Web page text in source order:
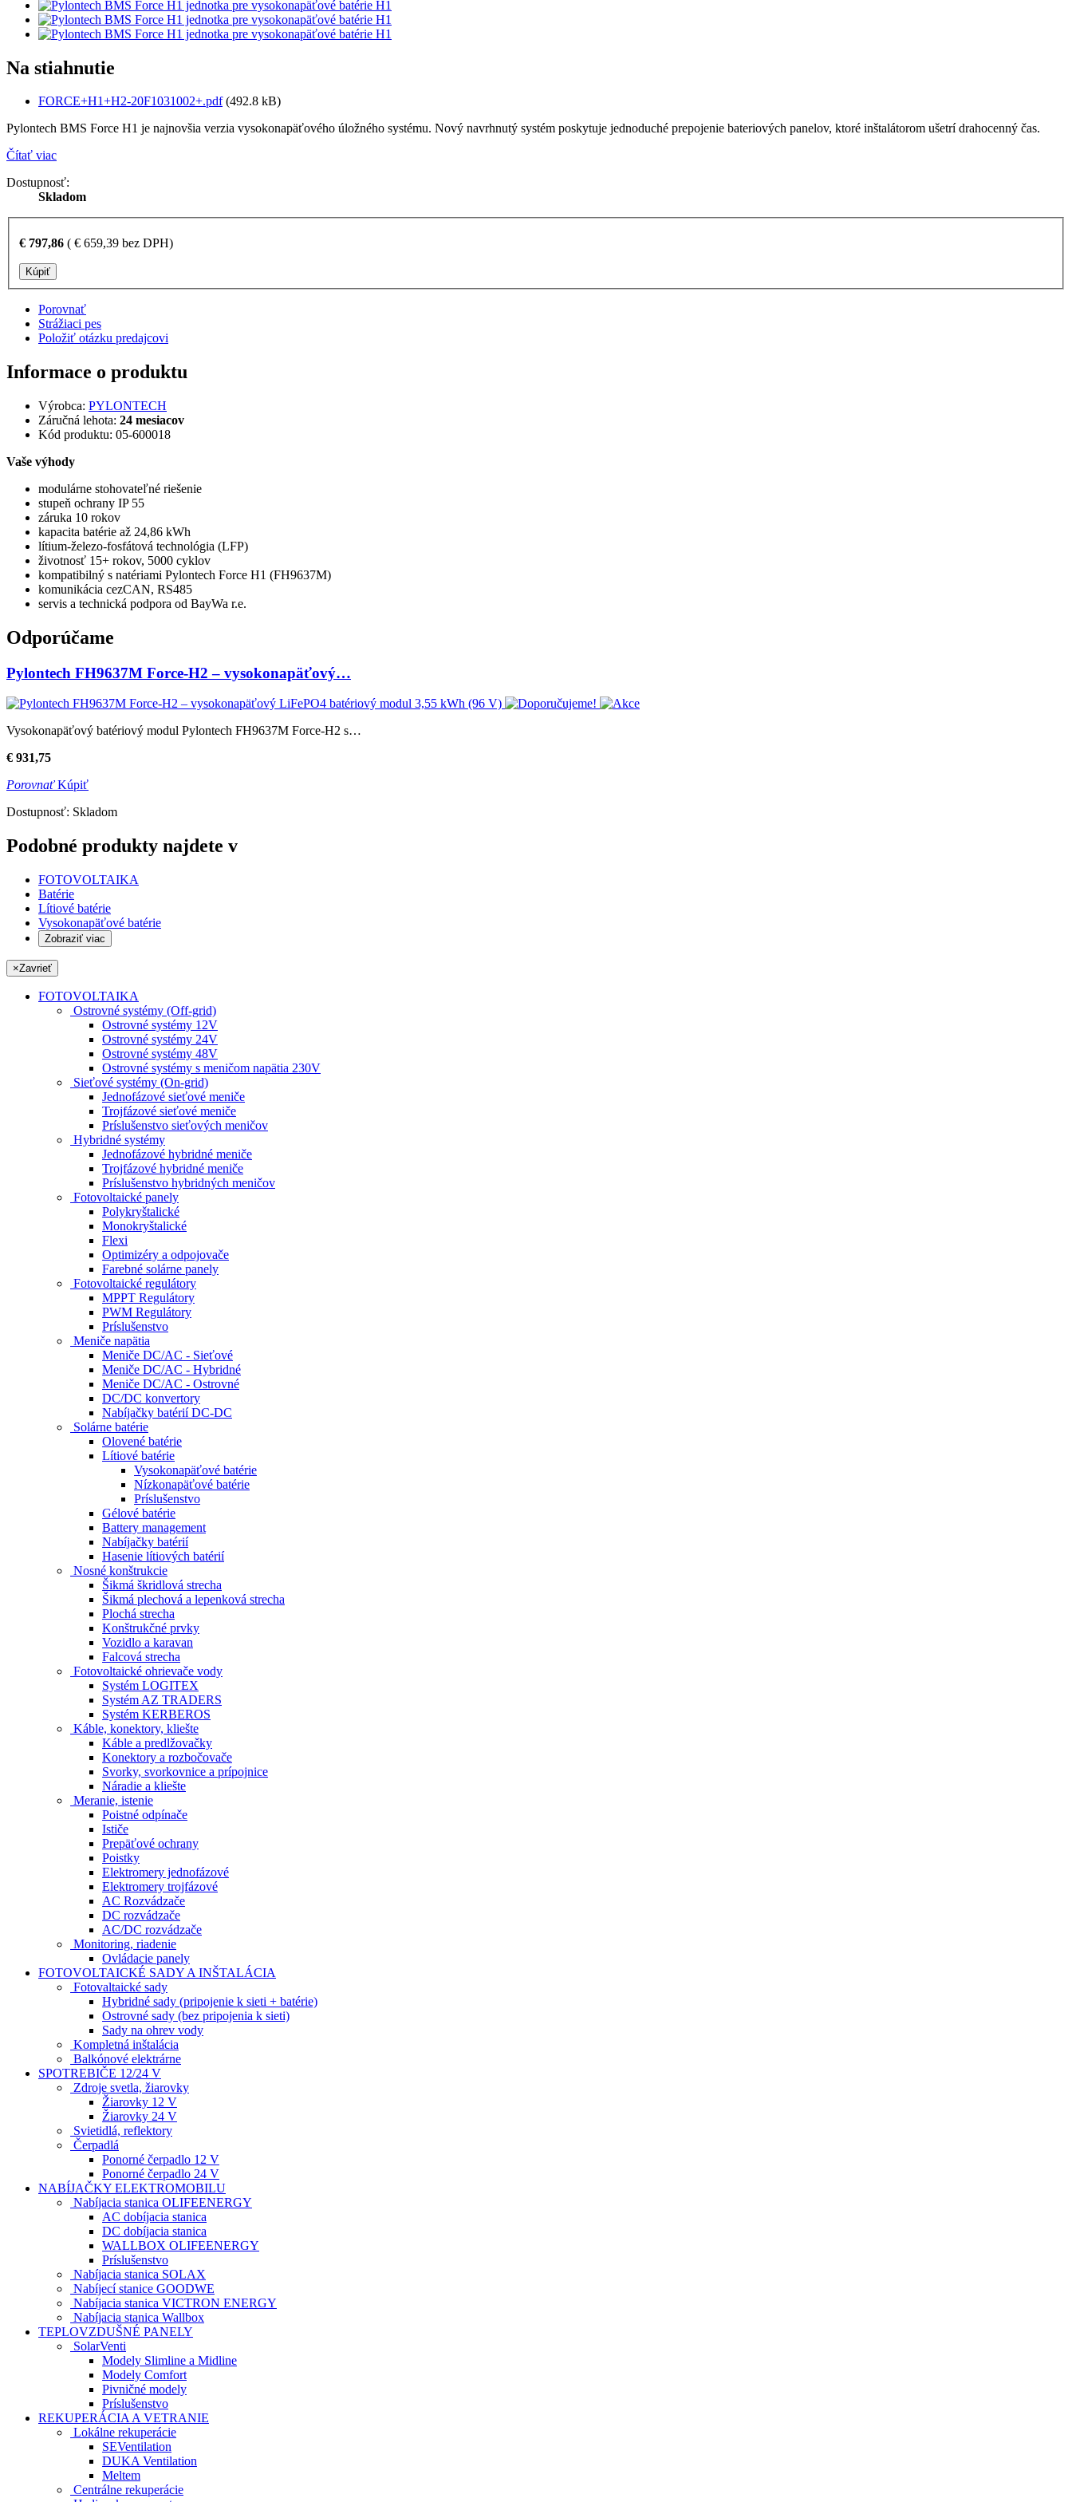
Na stiahnutie
FORCE+H1+H2-20F1031002+.pdf(492.8 kB)
Pylontech BMS Force H1 je najnovšia verzia vysokonapäťového úložného systému. Nový navrhnutý systém poskytuje jednoduché prepojenie bateriových panelov, ktoré inštalátorom ušetrí drahocenný čas.
Čítať viac
Dostupnosť:
Skladom
€ 797,86 ( € 659,39 bez DPH)
Kúpiť
Porovnať
Strážiaci pes
Položiť otázku predajcovi
Informace o produktu
Výrobca: PYLONTECH
Záručná lehota: 24 mesiacov
Kód produktu: 05-600018
Vaše výhody
modulárne stohovateľné riešenie
stupeň ochrany IP 55
záruka 10 rokov
kapacita batérie až 24,86 kWh
lítium-železo-fosfátová technológia (LFP)
životnosť 15+ rokov, 5000 cyklov
kompatibilný s natériami Pylontech Force H1 (FH9637M)
komunikácia cezCAN, RS485
servis a technická podpora od BayWa r.e.
Odporúčame
Pylontech FH9637M Force-H2 – vysokonapäťový…
Vysokonapäťový batériový modul Pylontech FH9637M Force-H2 s…
€ 931,75
Porovnať Kúpiť
Dostupnosť: Skladom
Podobné produkty najdete v
FOTOVOLTAIKA
Batérie
Lítiové batérie
Vysokonapäťové batérie
Zobraziť viac
×Zavrieť
FOTOVOLTAIKA
Ostrovné systémy (Off-grid)
Ostrovné systémy 12V
Ostrovné systémy 24V
Ostrovné systémy 48V
Ostrovné systémy s meničom napätia 230V
Sieťové systémy (On-grid)
Jednofázové sieťové meniče
Trojfázové sieťové meniče
Príslušenstvo sieťových meničov
Hybridné systémy
Jednofázové hybridné meniče
Trojfázové hybridné meniče
Príslušenstvo hybridných meničov
Fotovoltaické panely
Polykryštalické
Monokryštalické
Flexi
Optimizéry a odpojovače
Farebné solárne panely
Fotovoltaické regulátory
MPPT Regulátory
PWM Regulátory
Príslušenstvo
Meniče napätia
Meniče DC/AC - Sieťové
Meniče DC/AC - Hybridné
Meniče DC/AC - Ostrovné
DC/DC konvertory
Nabíjačky batérií DC-DC
Solárne batérie
Olovené batérie
Lítiové batérie
Vysokonapäťové batérie
Nízkonapäťové batérie
Príslušenstvo
Gélové batérie
Battery management
Nabíjačky batérií
Hasenie lítiových batérií
Nosné konštrukcie
Šikmá škridlová strecha
Šikmá plechová a lepenková strecha
Plochá strecha
Konštrukčné prvky
Vozidlo a karavan
Falcová strecha
Fotovoltaické ohrievače vody
Systém LOGITEX
Systém AZ TRADERS
Systém KERBEROS
Káble, konektory, kliešte
Káble a predlžovačky
Konektory a rozbočovače
Svorky, svorkovnice a prípojnice
Náradie a kliešte
Meranie, istenie
Poistné odpínače
Ističe
Prepäťové ochrany
Poistky
Elektromery jednofázové
Elektromery trojfázové
AC Rozvádzače
DC rozvádzače
AC/DC rozvádzače
Monitoring, riadenie
Ovládacie panely
FOTOVOLTAICKÉ SADY A INŠTALÁCIA
Fotovaltaické sady
Hybridné sady (pripojenie k sieti + batérie)
Ostrovné sady (bez pripojenia k sieti)
Sady na ohrev vody
Kompletná inštalácia
Balkónové elektrárne
SPOTREBIČE 12/24 V
Zdroje svetla, žiarovky
Žiarovky 12 V
Žiarovky 24 V
Svietidlá, reflektory
Čerpadlá
Ponorné čerpadlo 12 V
Ponorné čerpadlo 24 V
NABÍJAČKY ELEKTROMOBILU
Nabíjacia stanica OLIFEENERGY
AC dobíjacia stanica
DC dobíjacia stanica
WALLBOX OLIFEENERGY
Príslušenstvo
Nabíjacia stanica SOLAX
Nabíjecí stanice GOODWE
Nabíjacia stanica VICTRON ENERGY
Nabíjacia stanica Wallbox
TEPLOVZDUŠNÉ PANELY
SolarVenti
Modely Slimline a Midline
Modely Comfort
Pivničné modely
Príslušenstvo
REKUPERÁCIA A VETRANIE
Lokálne rekuperácie
SEVentilation
DUKA Ventilation
Meltem
Centrálne rekuperácie